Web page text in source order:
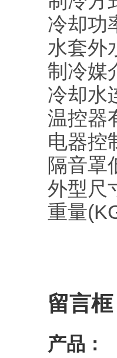
冷却功
水套外
制冷媒
冷却水
温控器
电器控
隔音罩
外型尺
重量
留言框
产品：